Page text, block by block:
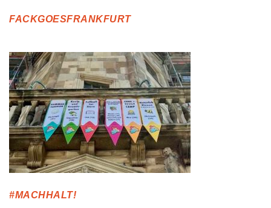
FACKGOESFRANKFURT
#MACHHALT!